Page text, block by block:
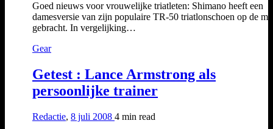
Goed nieuws voor vrouwelijke triatleten: Shimano heeft een
damesversie van zijn populaire TR-50 triatlonschoen op de
gebracht. In vergelijking…
Gear
Getest : Lance Armstrong als
persoonlijke trainer
Redactie, 8 juli 2008 4 min read